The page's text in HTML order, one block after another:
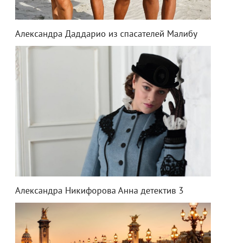
Александра Даддарио из спасателей Малибу
Александра Никифорова Анна детектив 3